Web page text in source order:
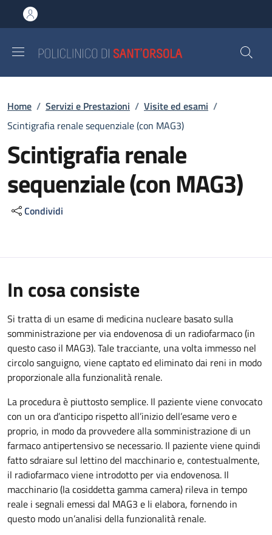
al contenuto principale
to footer content
Briciole di pane
Home / Servizi e Prestazioni / Visite ed esami /
Scintigrafia renale sequenziale (con MAG3)
Scintigrafia renale
sequenziale (con MAG3)
Condividi
In cosa consiste
Si tratta di un esame di medicina nucleare basato sulla
somministrazione per via endovenosa di un radiofarmaco (in
questo caso il MAG3). Tale tracciante, una volta immesso nel
circolo sanguigno, viene captato ed eliminato dai reni in modo
proporzionale alla funzionalità renale.
La procedura è piuttosto semplice. Il paziente viene convocato
con un ora d’anticipo rispetto all’inizio dell’esame vero e
proprio, in modo da provvedere alla somministrazione di un
farmaco antipertensivo se necessario. Il paziente viene quindi
fatto sdraiare sul lettino del macchinario e, contestualmente,
il radiofarmaco viene introdotto per via endovenosa. Il
macchinario (la cosiddetta gamma camera) rileva in tempo
reale i segnali emessi dal MAG3 e li elabora, fornendo in
questo modo un’analisi della funzionalità renale.